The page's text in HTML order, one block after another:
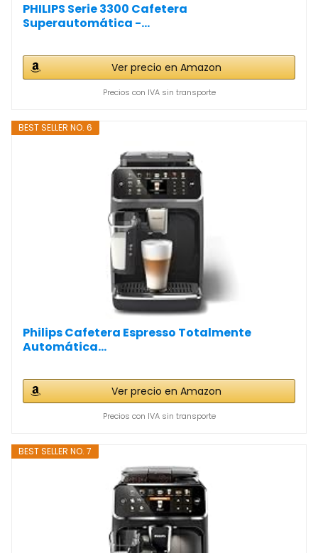
PHILIPS Serie 3300 Cafetera
Superautomática -...
Ver precio en Amazon
Precios con IVA sin transporte
BEST SELLER NO. 6
Philips Cafetera Espresso Totalmente
Automática...
Ver precio en Amazon
Precios con IVA sin transporte
BEST SELLER NO. 7